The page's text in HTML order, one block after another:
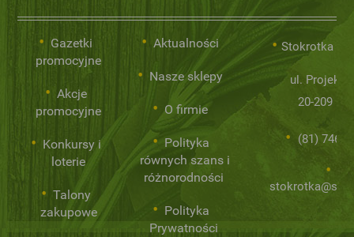
Gazetki
promocyjne
Akcje
promocyjne
Konkursy i
loterie
Talony
zakupowe
Aktualności
Nasze sklepy
O firmie
Polityka
równych szans i
różnorodności
Polityka
Prywatności
Stokrotka
ul.
20-209
(81) 746